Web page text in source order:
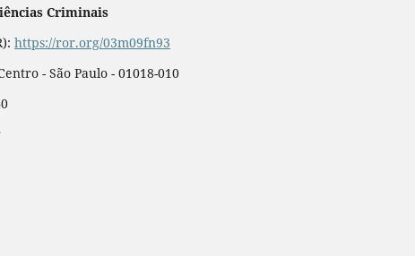
Criminais
https://ror.org/03m09fn93
- São Paulo - 01018-010